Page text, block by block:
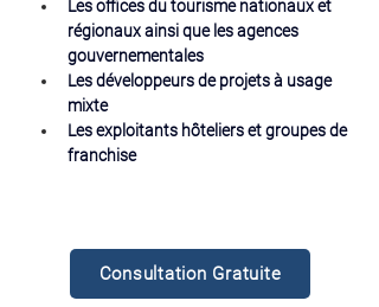
Les offices du tourisme nationaux et
régionaux ainsi que les agences
gouvernementales
Les développeurs de projets à usage
mixte
Les exploitants hôteliers et groupes de
franchise
Consultation Gratuite